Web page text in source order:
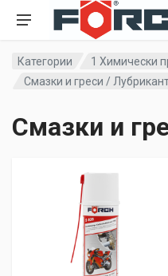
Категории
1 Химически
Смазки и греси /
Смазки и